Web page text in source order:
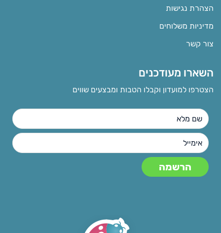
הצהרת נגישות
מדיניות משלוחים
צור קשר
השארו מעודכנים
הצטרפו למועדון וקבלו הטבות ומבצעים שווים